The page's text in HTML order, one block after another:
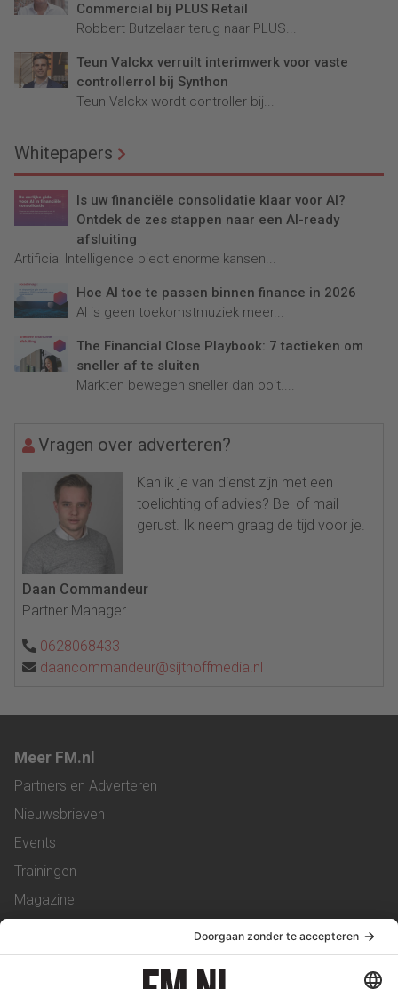
Commercial bij PLUS Retail
Robbert Butzelaar terug naar PLUS...
Teun Valckx verruilt interimwerk voor vaste
controllerrol bij Synthon
Teun Valckx wordt controller bij...
Whitepapers
Is uw financiële consolidatie klaar voor AI?
Ontdek de zes stappen naar een AI-ready
afsluiting
Artificial Intelligence biedt enorme kansen...
Hoe AI toe te passen binnen finance in 2026
AI is geen toekomstmuziek meer...
The Financial Close Playbook: 7 tactieken om
sneller af te sluiten
Markten bewegen sneller dan ooit....
Vragen over adverteren?
Kan ik je van dienst zijn met een
toelichting of advies? Bel of mail
gerust. Ik neem graag de tijd voor je.
Daan Commandeur
Partner Manager
0628068433
daancommandeur@sijthoffmedia.nl
Meer FM.nl
Partners en Adverteren
Nieuwsbrieven
Events
Trainingen
Magazine
Service & Contact